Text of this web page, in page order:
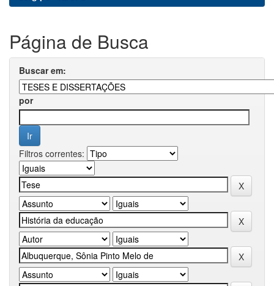
Página de Busca
Buscar em:
por
Filtros correntes: